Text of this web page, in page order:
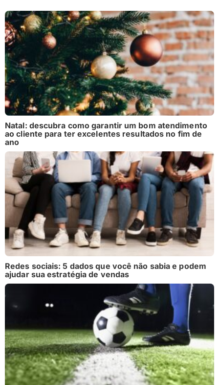
Natal: descubra como garantir um bom atendimento
ao cliente para ter excelentes resultados no fim de
ano
Redes sociais: 5 dados que você não sabia e podem
ajudar sua estratégia de vendas